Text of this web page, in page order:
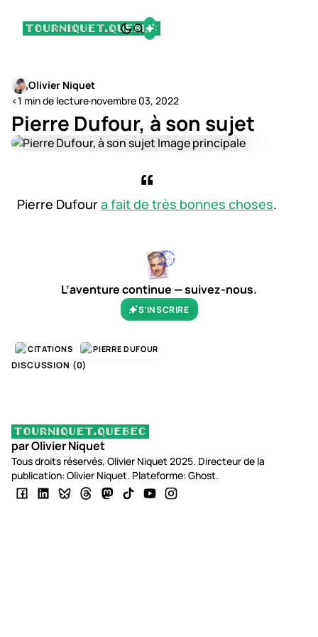
Olivier Niquet
<1 min de lecture·novembre 03, 2022
Pierre Dufour, à son sujet
Pierre Dufoura fait de très bonnes choses.
L’aventure continue — suivez-nous.
S’INSCRIRE
CITATIONS PIERRE DUFOUR
DISCUSSION (0)
par Olivier Niquet
Tous droits réservés, Olivier Niquet 2025. Directeur de la
publication: Olivier Niquet. Plateforme: Ghost.